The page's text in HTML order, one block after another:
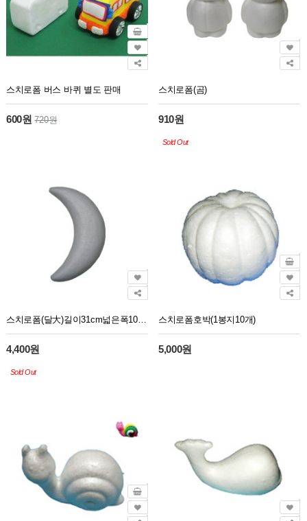
스치로폼 버스 바퀴 별도 판매
600원720원
스치로폼(곰)
910원
Sold Out
스치로폼(달大)길이31cm넓은폭10cm(1봉지4개)
4,400원
Sold Out
스치로폼호박(1봉지10개)
5,000원